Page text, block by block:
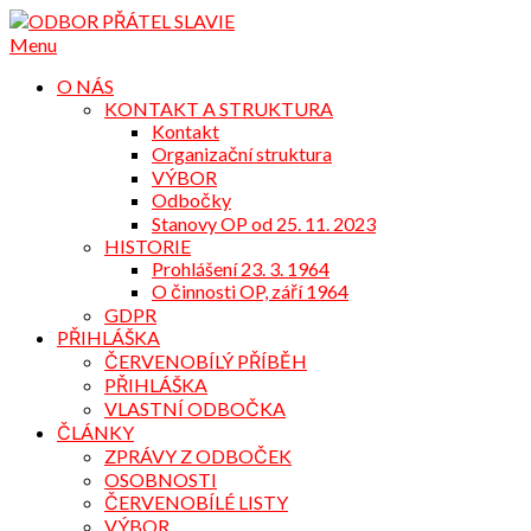
Přejdi
na
Menu
O NÁS
KONTAKT A STRUKTURA
Kontakt
Organizační struktura
VÝBOR
Odbočky
Stanovy OP od 25. 11. 2023
HISTORIE
Prohlášení 23. 3. 1964
O činnosti OP, září 1964
GDPR
PŘIHLÁŠKA
ČERVENOBÍLÝ PŘÍBĚH
PŘIHLÁŠKA
VLASTNÍ ODBOČKA
ČLÁNKY
ZPRÁVY Z ODBOČEK
OSOBNOSTI
ČERVENOBÍLÉ LISTY
VÝBOR